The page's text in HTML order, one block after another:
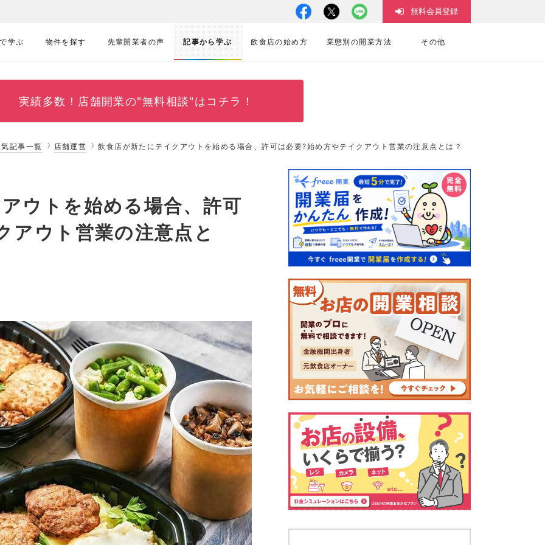
学ぶ 物件を探す 先輩開業者の声 記事から学ぶ 飲食店の始め方 業態別の開業方法 その他
無料会員登録
実績多数！ 店舗開業の"無料相談"はコチラ！
記事一覧 店舗運営 飲食店が新たにテイクアウトを始める場合、許可は必要?始め方やテイクアウト営業の注意点とは？
ウトを始める場合、許可
アウト営業の注意点と